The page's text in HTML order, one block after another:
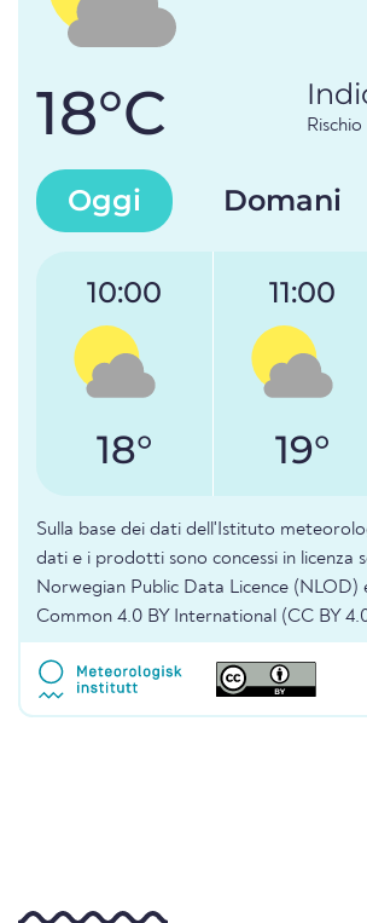
18°C
Oggi Domani
10:00
18°
11:00
19°
Sulla base dei dati dell'Istituto
dati e i prodotti sono concessi in licenza
Norwegian Public Data Licence (NLOD)
Common 4.0 BY International (CC BY